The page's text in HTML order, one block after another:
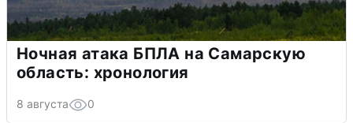
Ночная атака БПЛА на Самарскую
область: хронология
8 августа 0